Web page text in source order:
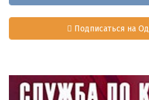
Подписаться на